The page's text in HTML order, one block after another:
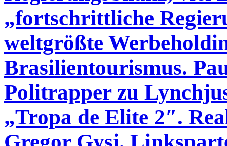
„fortschrittliche
weltgrößte
Brasilientourismus.
Politrapper zu
„Tropa de Elite 2″.